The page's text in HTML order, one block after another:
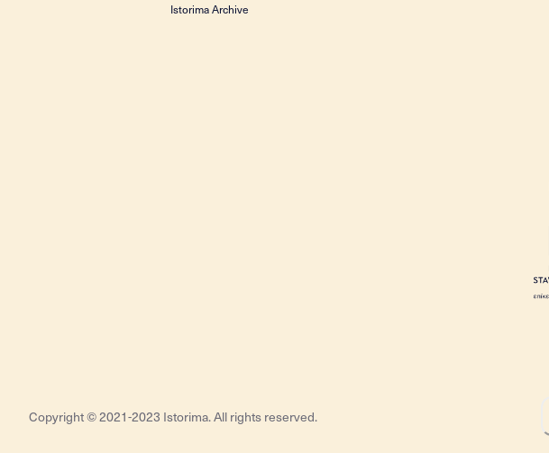
Istorima Archive
Copyright © 2021-2023 Istorima. All rights reserved.